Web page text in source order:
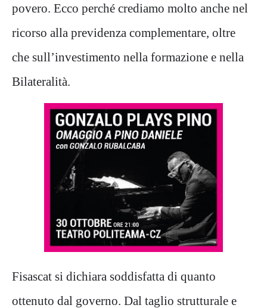
povero. Ecco perché crediamo molto anche nel
ricorso alla previdenza complementare, oltre
che sull’investimento nella formazione e nella
Bilateralità.
Fisascat si dichiara soddisfatta di quanto
ottenuto dal governo. Dal taglio strutturale e